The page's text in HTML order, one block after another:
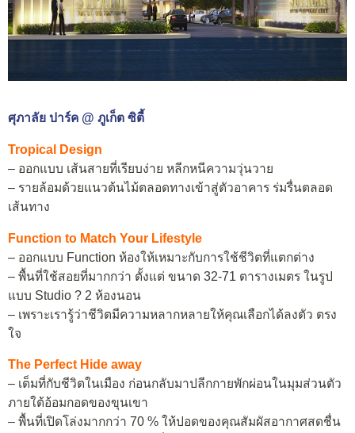
ศุภาลัย ปาร์ค @ ภูเก็ต ซิตี้
Tropical Design
– ออกแบบ เส้นสายที่เรียบง่าย หลีกหนีความวุ่นวาย
– รายล้อมด้วยแนวต้นไม้ตลอดทางเข้าสู่ตัวอาคาร ร่มรื่นตลอด
เส้นทาง
Function to Match Your Lifestyle
– ออกแบบ Function ห้องให้เหมาะกับการใช้ชีวิตที่แตกต่าง
– พื้นที่ใช้สอยที่มากกว่า ตั้งแต่ ขนาด 32-71 ตารางเมตร ในรูป
แบบ Studio ? 2 ห้องนอน
– เพราะเรารู้ว่าชีวิตมีความหลากหลายให้คุณเลือกได้ลงตัว ตรง
ใจ
The Perfect Hide away
– เต็มที่กับชีวิตในเมือง ก่อนกลับมาปลีกกายพักผ่อนในมุมส่วนตัว
ภายใต้อ้อมกอดของขุนเขา
– พื้นที่เปิดโล่งมากกว่า 70 % ให้ปอดของคุณสัมผัสอากาศสดชื่น